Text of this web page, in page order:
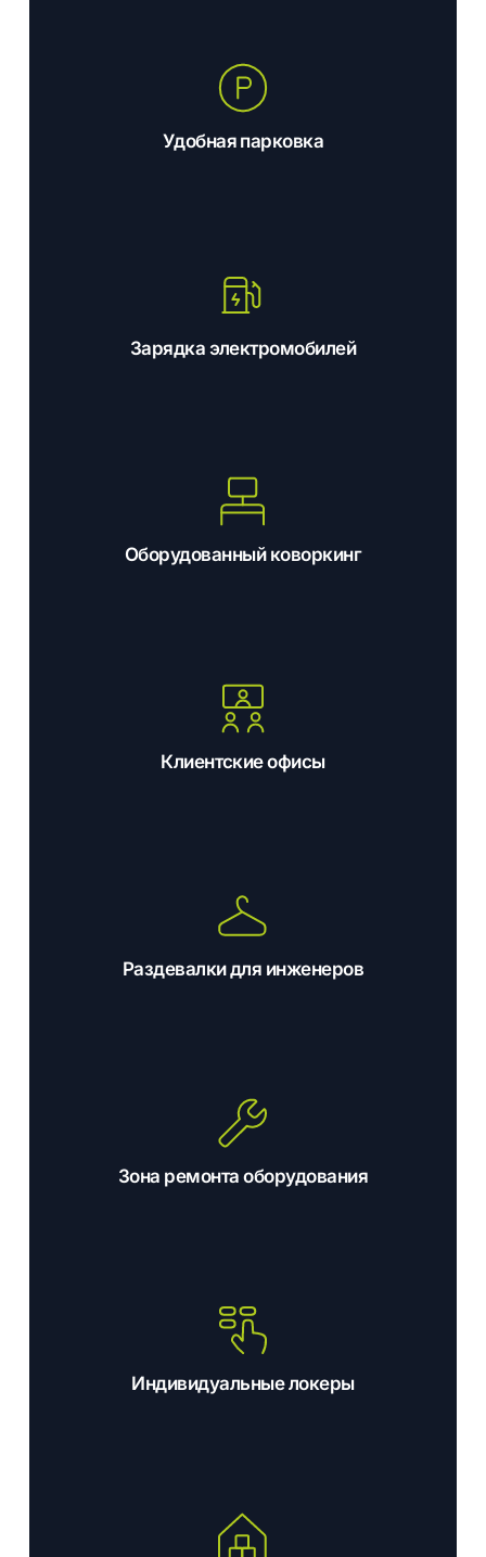
Удобная парковка
Зарядка электромобилей
Оборудованный коворкинг
Клиентские офисы
Раздевалки для инженеров
Зона ремонта оборудования
Индивидуальные локеры